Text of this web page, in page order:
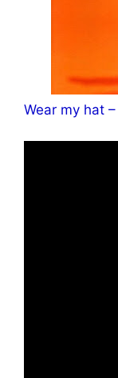
Wear my hat